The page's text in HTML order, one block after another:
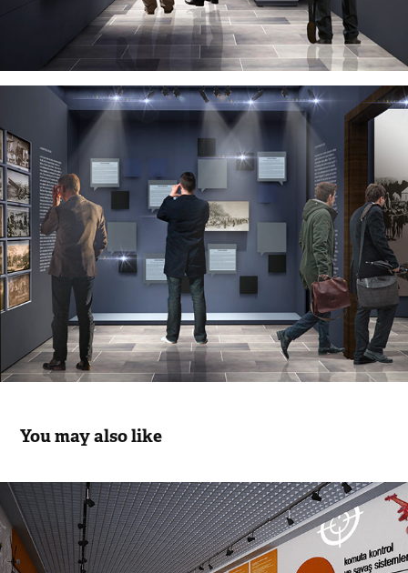
You may also like
Havelsan Üretim Holü ve Simulasyon
Merkezi
2017